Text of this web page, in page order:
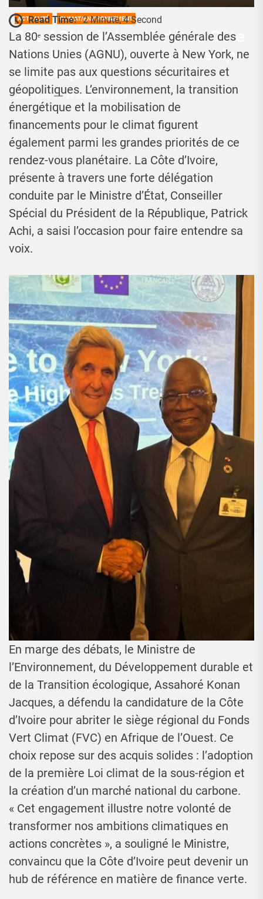
ACTUALITÉ CLIMAT/ENVIRONNEMENT
80e AGNU à New York : La Côte
d’Ivoire affirme son leadership
climatique
Josué Koffi 26 Septembre 2025
Read Time: 2 Minute, 4 Second
La 80ᵉ session de l’Assemblée générale des
Nations Unies (AGNU), ouverte à New York, ne
se limite pas aux questions sécuritaires et
géopolitiques. L’environnement, la transition
énergétique et la mobilisation de
financements pour le climat figurent
également parmi les grandes priorités de ce
rendez-vous planétaire. La Côte d’Ivoire,
présente à travers une forte délégation
conduite par le Ministre d’État, Conseiller
Spécial du Président de la République, Patrick
Achi, a saisi l’occasion pour faire entendre sa
voix.
En marge des débats, le Ministre de
l’Environnement, du Développement durable et
de la Transition écologique, Assahoré Konan
Jacques, a défendu la candidature de la Côte
d’Ivoire pour abriter le siège régional du Fonds
Vert Climat (FVC) en Afrique de l’Ouest. Ce
choix repose sur des acquis solides : l’adoption
de la première Loi climat de la sous-région et
la création d’un marché national du carbone.
« Cet engagement illustre notre volonté de
transformer nos ambitions climatiques en
actions concrètes », a souligné le Ministre,
convaincu que la Côte d’Ivoire peut devenir un
hub de référence en matière de finance verte.